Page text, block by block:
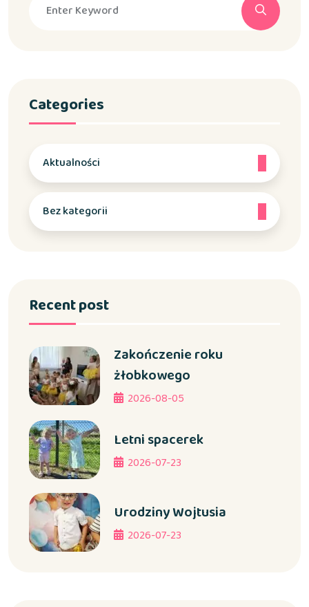
Categories
Aktualności
Bez kategorii
Recent post
Zakończenie roku
żłobkowego
2026-08-05
Letni spacerek
2026-07-23
Urodziny Wojtusia
2026-07-23